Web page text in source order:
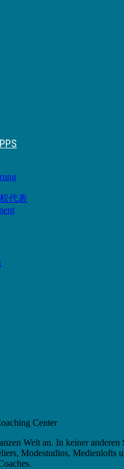
代表
Center
Welt an. In keiner
Modestudios, Medienlofts